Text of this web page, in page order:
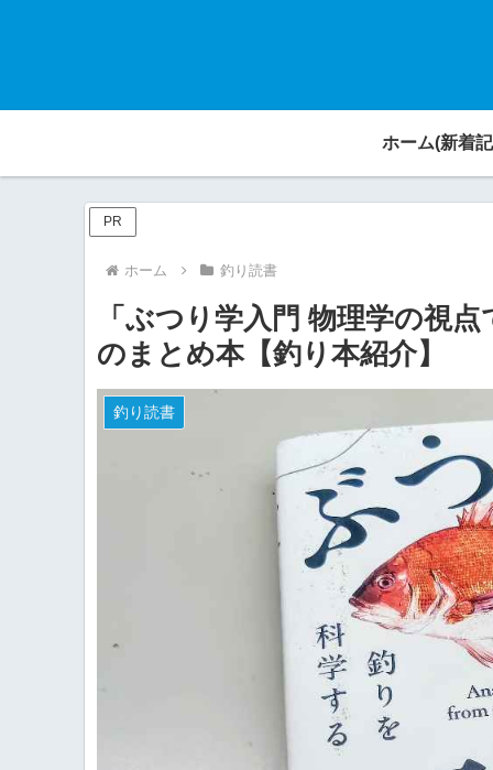
ホーム(新着
PR
ホーム 釣り読書
「ぶつり学入門 物理学の視
のまとめ本【釣り本紹介】
釣り読書